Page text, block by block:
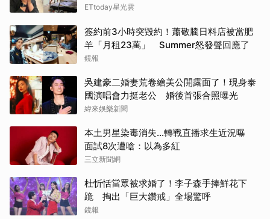
ETtoday星光雲
簽約前3小時突毀約！蕭敬騰日料店被當肥
羊「月租23萬」 Summer怒發聲回應了
鏡報
吳建豪二婚妻荒卷繪美公開露面了！現身泰
國演唱會力挺老公 婚後首張合照曝光
緯來娛樂新聞
本土男星染毒消失...轉戰直播求生近況曝
面試8次遭嗆：以為多紅
三立新聞網
杜忻恬當眾被求婚了！李子森手捧鮮花下
跪 掏出「巨大鑽戒」全場驚呼
鏡報
取消